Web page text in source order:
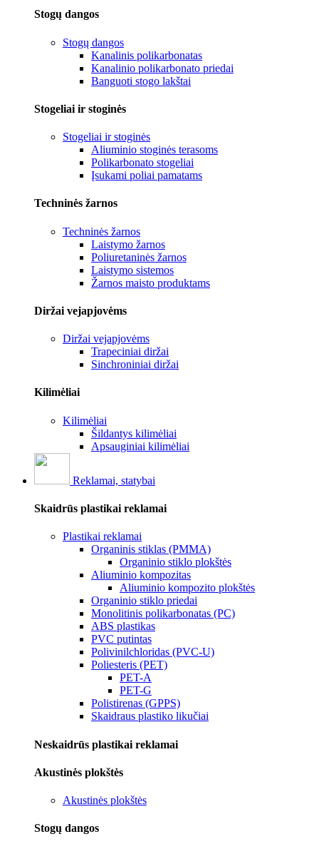
Stogų dangos
Stogų dangos
Kanalinis polikarbonatas
Kanalinio polikarbonato priedai
Banguoti stogo lakštai
Stogeliai ir stoginės
Stogeliai ir stoginės
Aliuminio stoginės terasoms
Polikarbonato stogeliai
Įsukami poliai pamatams
Techninės žarnos
Techninės žarnos
Laistymo žarnos
Poliuretaninės žarnos
Laistymo sistemos
Žarnos maisto produktams
Diržai vejapjovėms
Diržai vejapjovėms
Trapeciniai diržai
Sinchroniniai diržai
Kilimėliai
Kilimėliai
Šildantys kilimėliai
Apsauginiai kilimėliai
Reklamai, statybai
Skaidrūs plastikai reklamai
Plastikai reklamai
Organinis stiklas (PMMA)
Organinio stiklo plokštės
Aliuminio kompozitas
Aliuminio kompozito plokštės
Organinio stiklo priedai
Monolitinis polikarbonatas (PC)
ABS plastikas
PVC putintas
Polivinilchloridas (PVC-U)
Poliesteris (PET)
PET-A
PET-G
Polistirenas (GPPS)
Skaidraus plastiko likučiai
Neskaidrūs plastikai reklamai
Akustinės plokštės
Akustinės plokštės
Stogų dangos